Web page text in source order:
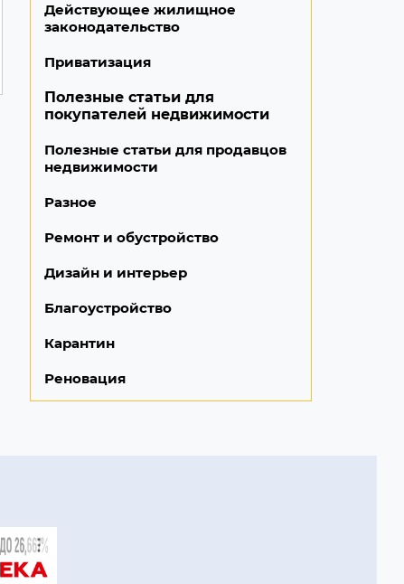
Действующее жилищное
законодательство
Приватизация
Полезные статьи для
покупателей недвижимости
Полезные статьи для продавцов
недвижимости
Разное
Ремонт и обустройство
Дизайн и интерьер
Благоустройство
Карантин
Реновация